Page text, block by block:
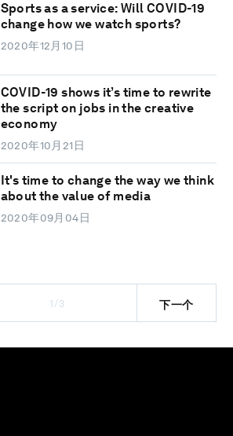
Sports as a service: Will COVID-19
change how we watch sports?
2020年12月10日
COVID-19 shows it’s time to rewrite
the script on jobs in the creative
economy
2020年10月21日
It's time to change the way we think
about the value of media
2020年09月04日
1/3 下一个